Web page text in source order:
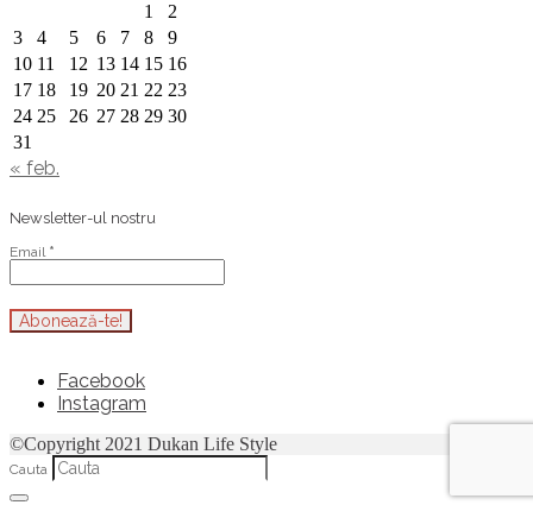
1
2
3
4 5 6 7 8
9
10 11 12 13 14 15 16
17 18 19 20 21 22 23
24 25 26 27 28 29 30
31
« feb.
Newsletter-ul nostru
Email *
Facebook
Instagram
©Copyright 2021 Dukan Life Style
Cauta